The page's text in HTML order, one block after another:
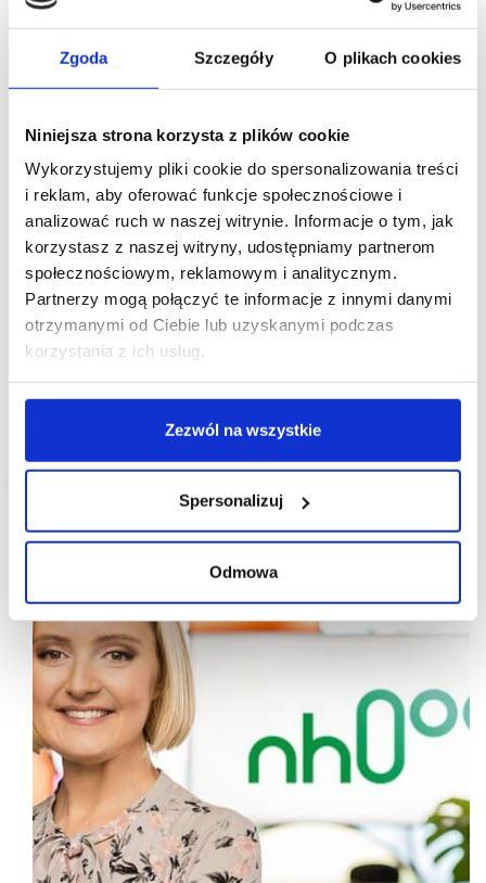
Zgoda Szczegóły O plikach cookies
Niniejsza strona korzysta z plików cookie
Wykorzystujemy pliki cookie do spersonalizowania treści
i reklam, aby oferować funkcje społecznościowe i
analizować ruch w naszej witrynie. Informacje o tym, jak
korzystasz z naszej witryny, udostępniamy partnerom
społecznościowym, reklamowym i analitycznym.
Partnerzy mogą połączyć te informacje z innymi danymi
otrzymanymi od Ciebie lub uzyskanymi podczas
korzystania z ich usług.
Zezwól na wszystkie
Spersonalizuj
Odmowa
19/03/2021
CH Auchan
Empik Nhood
Salon sieci Empik wśród najemców Centrum
Handlowego Auchan Produkcyjna
Centrum Handlowe Auchan Produkcyjna
w Białymstoku rozszerza ofertę w segmencie kultury
i rozrywki. Od 19 marca br. klienci będą mogli zrobić
salonie sieci Empik o powierzchni ponad…